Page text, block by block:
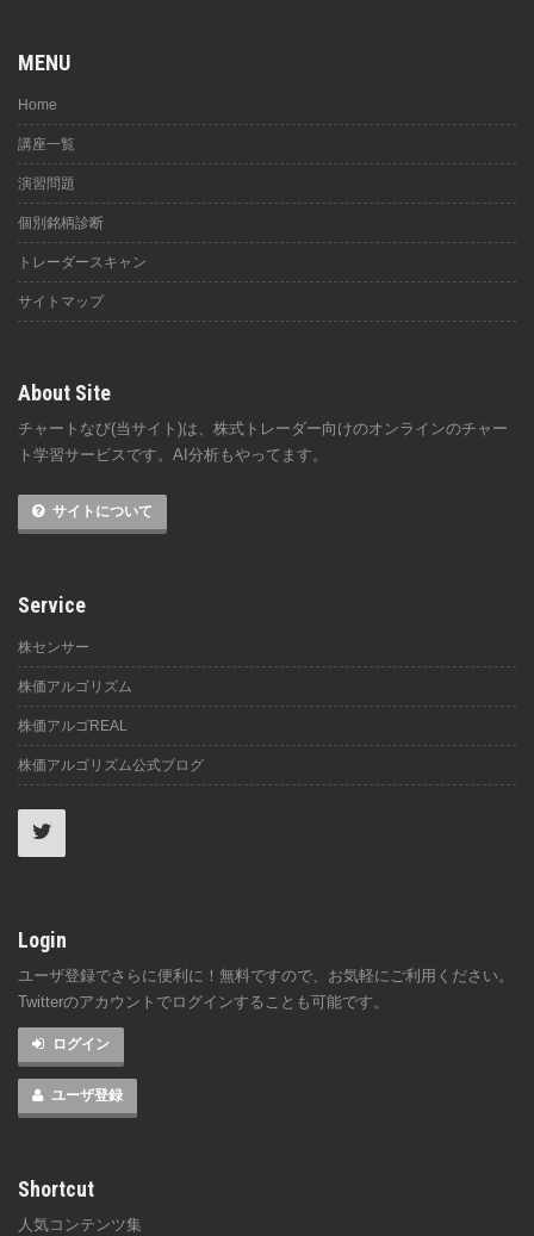
MENU
Home
講座一覧
演習問題
個別銘柄診断
トレーダースキャン
サイトマップ
About Site
チャートなび(当サイト)は、株式トレーダー向けのオンラインのチャー
ト学習サービスです。AI分析もやってます。
サイトについて
Service
株センサー
株価アルゴリズム
株価アルゴREAL
株価アルゴリズム公式ブログ
Login
ユーザ登録でさらに便利に！無料ですので、お気軽にご利用ください。
Twitterのアカウントでログインすることも可能です。
ログイン
ユーザ登録
Shortcut
人気コンテンツ集